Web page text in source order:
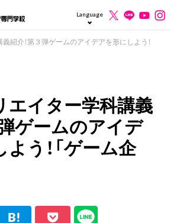
Language
紹介！第３弾ゲームのアイデアを形にしよう！
エイター学科講義
ゲームのアイデ
う！「ゲーム企